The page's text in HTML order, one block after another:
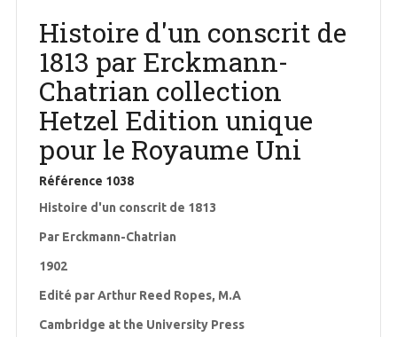
Histoire d'un conscrit de
1813 par Erckmann-
Chatrian collection
Hetzel Edition unique
pour le Royaume Uni
Référence 1038
Histoire d'un conscrit de 1813
Par Erckmann-Chatrian
1902
Edité par Arthur Reed Ropes, M.A
Cambridge at the University Press